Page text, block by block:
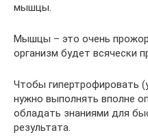
мышцы.
Мышцы – это очень
организм будет всячески
Чтобы гипертрофировать
нужно выполнять вполне
обладать знаниями для
результата.